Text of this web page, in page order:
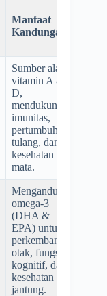
Manfaat
Kandungan
Sumber alami
vitamin A &
D,
mendukung
imunitas,
pertumbuhan
tulang, dan
kesehatan
mata.
Mengandung
omega-3
(DHA &
EPA) untuk
perkembangan
otak, fungsi
kognitif, dan
kesehatan
jantung.